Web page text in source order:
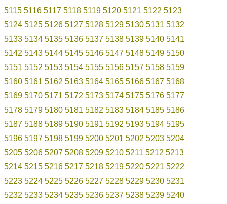
5115 5116 5117 5118 5119 5120 5121 5122 5123
5124 5125 5126 5127 5128 5129 5130 5131 5132
5133 5134 5135 5136 5137 5138 5139 5140 5141
5142 5143 5144 5145 5146 5147 5148 5149 5150
5151 5152 5153 5154 5155 5156 5157 5158 5159
5160 5161 5162 5163 5164 5165 5166 5167 5168
5169 5170 5171 5172 5173 5174 5175 5176 5177
5178 5179 5180 5181 5182 5183 5184 5185 5186
5187 5188 5189 5190 5191 5192 5193 5194 5195
5196 5197 5198 5199 5200 5201 5202 5203 5204
5205 5206 5207 5208 5209 5210 5211 5212 5213
5214 5215 5216 5217 5218 5219 5220 5221 5222
5223 5224 5225 5226 5227 5228 5229 5230 5231
5232 5233 5234 5235 5236 5237 5238 5239 5240